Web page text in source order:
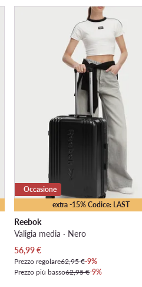
extra -15% Codice: LAST
Occasione
Reebok
Valigia media · Nero
Prezzo attuale
56,99€
Prezzo regolare62,95 €-9%
Prezzo più basso62,95 €-9%